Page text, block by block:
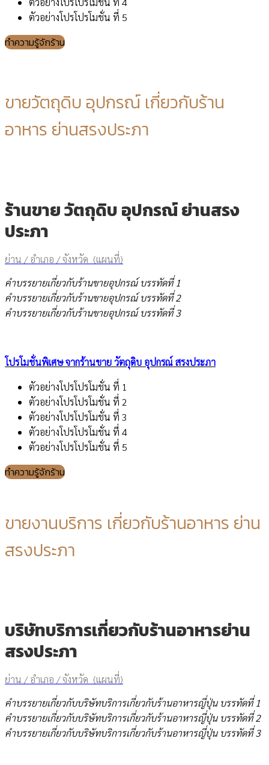
ตัวอย่างโปรโปรโมชั่น ที่ 5
ทำความรู้จักร้าน
ขายวัตถุดิบ อุปกรณ์ เกี่ยวกับร้าน
อาหาร ย่านสรงประภา
ร้านขาย วัตถุดิบ อุปกรณ์ ย่านสรง
ประภา
ย่าน / อำเภอ / จังหวัด (แผนที่)
คำบรรยายเกี่ยวกับร้านขายอุปกรณ์ บรรทัดที่ 1
คำบรรยายเกี่ยวกับร้านขายอุปกรณ์ บรรทัดที่ 2
คำบรรยายเกี่ยวกับร้านขายอุปกรณ์ บรรทัดที่ 3
โปรโมชั่นพิเศษ จากร้านขาย วัตถุดิบ อุปกรณ์ สรงประภา
ตัวอย่างโปรโปรโมชั่น ที่ 1
ตัวอย่างโปรโปรโมชั่น ที่ 2
ตัวอย่างโปรโปรโมชั่น ที่ 3
ตัวอย่างโปรโปรโมชั่น ที่ 4
ตัวอย่างโปรโปรโมชั่น ที่ 5
ทำความรู้จักร้าน
ขายงานบริการ เกี่ยวกับร้านอาหาร ย่าน
สรงประภา
บริษัทบริการเกี่ยวกับร้านอาหารย่าน
สรงประภา
ย่าน / อำเภอ / จังหวัด (แผนที่)
คำบรรยายเกี่ยวกับบริษัทบริการเกี่ยวกับร้านอาหารญี่ปุ่น บรรทัดที่ 1
คำบรรยายเกี่ยวกับบริษัทบริการเกี่ยวกับร้านอาหารญี่ปุ่น บรรทัดที่ 2
คำบรรยายเกี่ยวกับบริษัทบริการเกี่ยวกับร้านอาหารญี่ปุ่น บรรทัดที่ 3